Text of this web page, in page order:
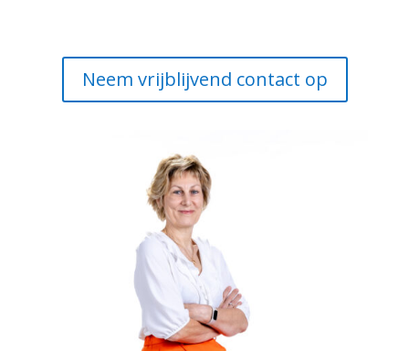
Neem vrijblijvend contact op